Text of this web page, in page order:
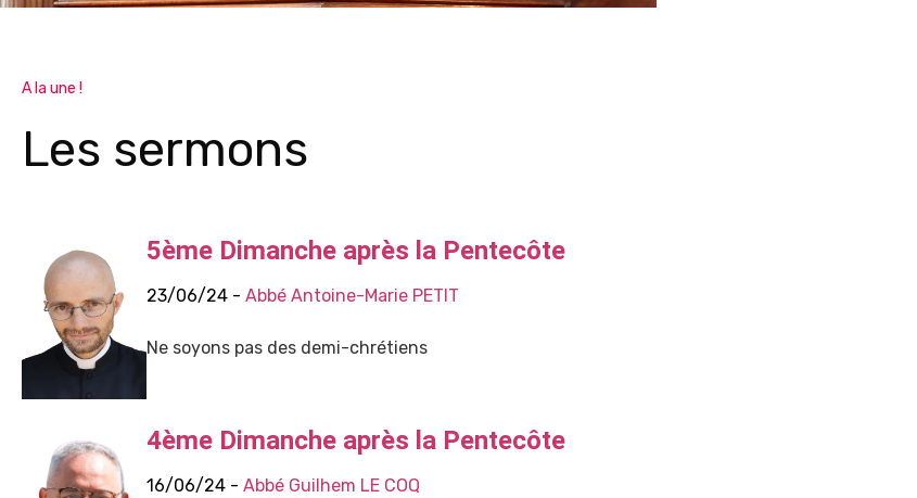
A la une !
Les sermons
5ème Dimanche après la Pentecôte
23/06/24 - Abbé Antoine-Marie PETIT
Ne soyons pas des demi-chrétiens
4ème Dimanche après la Pentecôte
16/06/24 - Abbé Guilhem LE COQ